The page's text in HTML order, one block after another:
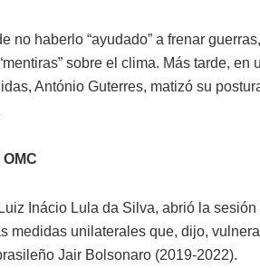
no haberlo “ayudado” a frenar
sobre el clima. Más tarde,
António Guterres, matizó su
Inácio Lula da Silva, abrió la
medidas unilaterales que, dijo,
Jair Bolsonaro (2019-2022).